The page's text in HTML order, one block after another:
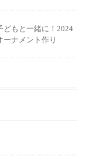
どもと一緒に！2024
ーナメント作り